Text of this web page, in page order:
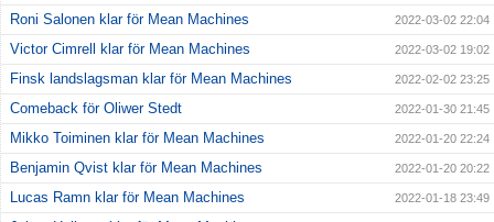
Roni Salonen klar för Mean Machines 2022-03-02 22:04
Victor Cimrell klar för Mean Machines 2022-03-02 19:02
Finsk landslagsman klar för Mean Machines 2022-02-02 23:25
Comeback för Oliwer Stedt 2022-01-30 21:45
Mikko Toiminen klar för Mean Machines 2022-01-20 22:24
Benjamin Qvist klar för Mean Machines 2022-01-20 20:22
Lucas Ramn klar för Mean Machines 2022-01-18 23:49